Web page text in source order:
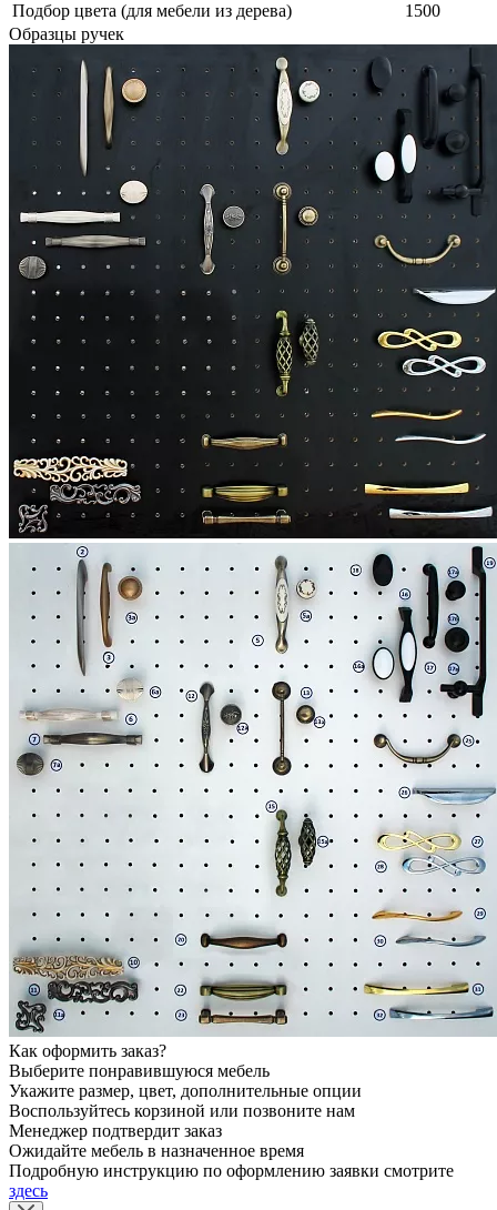
Подбор цвета (для мебели из дерева)
1500
Образцы ручек
Как оформить заказ?
Выберите понравившуюся мебель
Укажите размер, цвет, дополнительные опции
Воспользуйтесь корзиной или позвоните нам
Менеджер подтвердит заказ
Ожидайте мебель в назначенное время
Подробную инструкцию по оформлению заявки смотрите
здесь